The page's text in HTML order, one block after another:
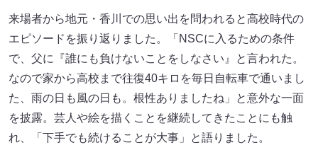
来場者から地元・香川での思い出を問われると高校時代の
エピソードを振り返りました。「NSCに入るための条件
で、父に『誰にも負けないことをしなさい』と言われた。
なので家から高校まで往復40キロを毎日自転車で通いまし
た、雨の日も風の日も。根性ありましたね」と意外な一面
を披露。芸人や絵を描くことを継続してきたことにも触
れ、「下手でも続けることが大事」と語りました。